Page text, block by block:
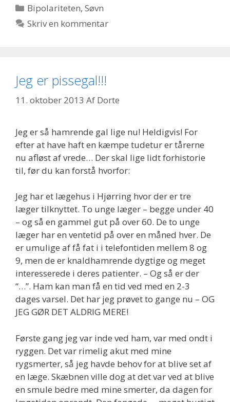
Kategorier
Bipolariteten,Søvn
Skriv en kommentar
Jeg er pissegal!!!
11. oktober 2013 Af Dorte
Jeg er så hamrende gal lige nu! Heldigvis! For
efter at have haft en kæmpe tudetur er tårerne
nu afløst af vrede… Der skal lige lidt forhistorie
til, før du kan forstå hvorfor:
Jeg har et lægehus i Hjørring hvor der er tre
læger tilknyttet. To unge læger – begge under 40
– og så en gammel gut på over 60. De to unge
læger har en ventetid på over en måned hver. De
er umulige af få fat i i telefontiden mellem 8 og
9, men de er knaldhamrende dygtige og meget
interesserede i deres patienter. – Og så er der
“…”. Ham kan man få en tid ved med en 2-3
dages varsel. Det har jeg prøvet to gange nu – OG
JEG GØR DET ALDRIG MERE!
Første gang jeg var inde ved ham, var med ondt i
ryggen. Det var rimelig akut med mine
rygsmerter, så jeg havde behov for at blive set af
en læge. Skæbnen ville dog at det var ved at blive
en smule bedre med mine smerter, da dagen for